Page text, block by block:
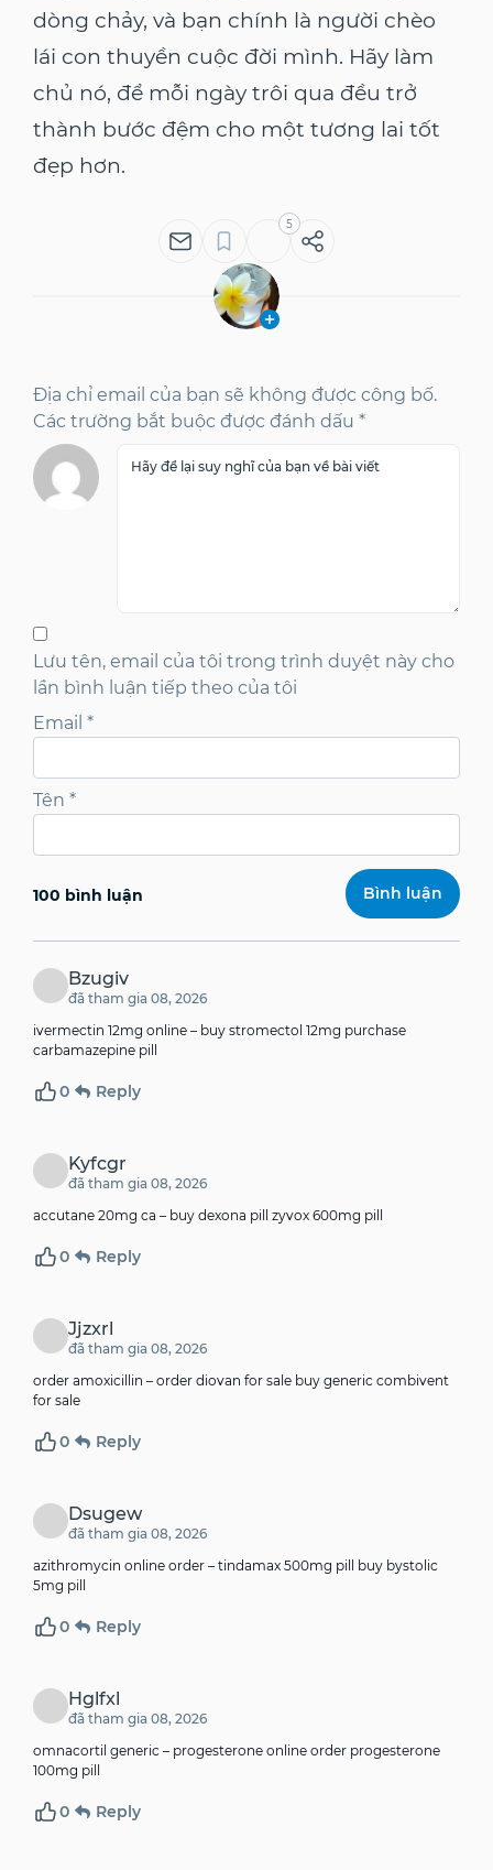
dòng chảy, và bạn chính là người chèo
lái con thuyền cuộc đời mình. Hãy làm
chủ nó, để mỗi ngày trôi qua đều trở
thành bước đệm cho một tương lai tốt
đẹp hơn.
5
Địa chỉ email của bạn sẽ không được công bố.
Các trường bắt buộc được đánh dấu *
Lưu tên, email của tôi trong trình duyệt này cho
lần bình luận tiếp theo của tôi
Email *
Tên *
100 bình luận
Bzugiv
đã tham gia 08, 2026
ivermectin 12mg online – buy stromectol 12mg purchase
carbamazepine pill
0 Reply
Kyfcgr
đã tham gia 08, 2026
accutane 20mg ca – buy dexona pill zyvox 600mg pill
0 Reply
Jjzxrl
đã tham gia 08, 2026
order amoxicillin – order diovan for sale buy generic combivent
for sale
0 Reply
Dsugew
đã tham gia 08, 2026
azithromycin online order – tindamax 500mg pill
buy bystolic
5mg pill
0 Reply
Hglfxl
đã tham gia 08, 2026
omnacortil generic – progesterone online order progesterone
100mg pill
0 Reply